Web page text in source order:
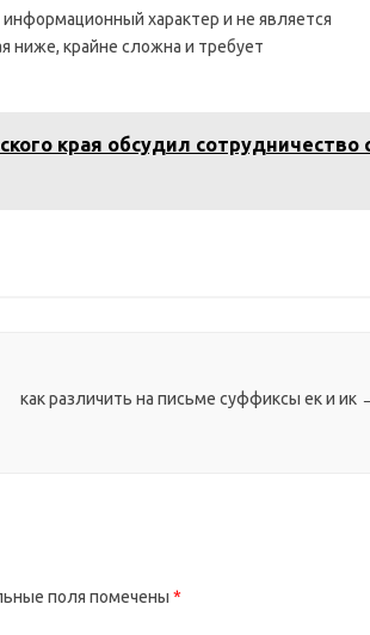
характер и не является
ниже, крайне сложна и требует
края обсудил сотрудничество
как различить на письме суффиксы ек и ик
поля помечены *